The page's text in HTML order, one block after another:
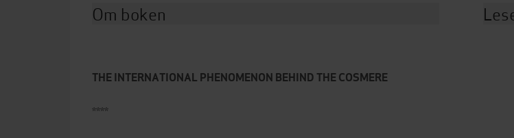
Om boken
THE INTERNATIONAL PHENOMENON BEHIND THE COSMERE
****